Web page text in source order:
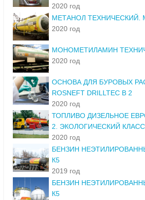
2020 год
МЕТАНОЛ ТЕХНИЧЕСКИЙ.
2020 год
МОНОМЕТИЛАМИН
2020 год
ОСНОВА ДЛЯ БУРОВЫХ
ROSNEFT DRILLTEC B 2
2020 год
ТОПЛИВО ДИЗЕЛЬНОЕ
2. ЭКОЛОГИЧЕСКИЙ КЛАСС
2020 год
БЕНЗИН
К5
2019 год
БЕНЗИН
К5